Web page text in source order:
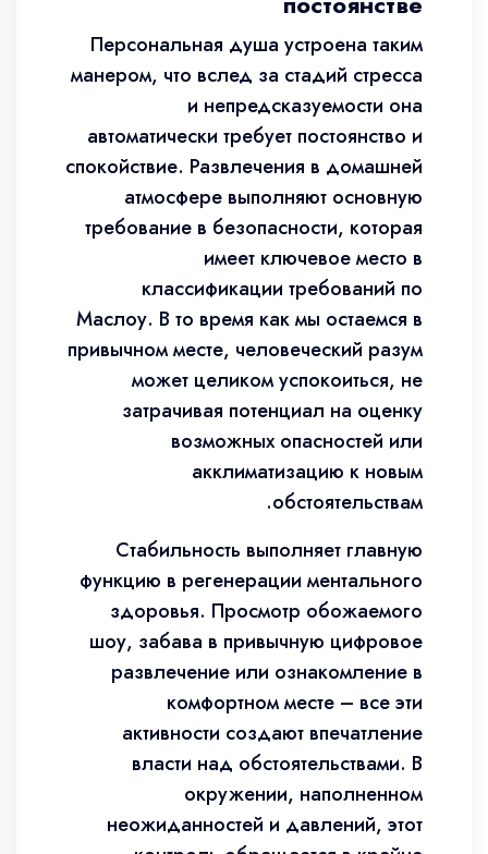
Персональная душа устроена таким
манером, что вслед за стадий стресса
и непредсказуемости она
автоматически требует постоянство и
спокойствие. Развлечения в домашней
атмосфере выполняют основную
требование в безопасности, которая
имеет ключевое место в
классификации требований по
Маслоу. В то время как мы остаемся в
привычном месте, человеческий разум
может целиком успокоиться, не
затрачивая потенциал на оценку
возможных опасностей или
акклиматизацию к новым
обстоятельствам.
Стабильность выполняет главную
функцию в регенерации ментального
здоровья. Просмотр обожаемого
шоу, забава в привычную цифровое
развлечение или ознакомление в
комфортном месте – все эти
активности создают впечатление
власти над обстоятельствами. В
окружении, наполненном
неожиданностей и давлений, этот